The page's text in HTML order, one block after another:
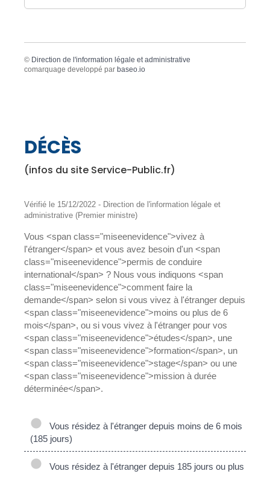
© Direction de l'information légale et administrative
comarquage developpé par baseo.io
DÉCÈS
(infos du site Service-Public.fr)
Vérifié le 15/12/2022 - Direction de l'information légale et
administrative (Premier ministre)
Vous <span class="miseenevidence">vivez à
l'étranger</span> et vous avez besoin d'un <span
class="miseenevidence">permis de conduire
international</span> ? Nous vous indiquons <span
class="miseenevidence">comment faire la
demande</span> selon si vous vivez à l'étranger depuis
<span class="miseenevidence">moins ou plus de 6
mois</span>, ou si vous vivez à l'étranger pour vos
<span class="miseenevidence">études</span>, une
<span class="miseenevidence">formation</span>, un
<span class="miseenevidence">stage</span> ou une
<span class="miseenevidence">mission à durée
déterminée</span>.
Vous résidez à l'étranger depuis moins de 6 mois
(185 jours)
Vous résidez à l'étranger depuis 185 jours ou plus